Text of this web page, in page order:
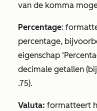
van de komma
Percentage:
percentage,
eigenschap
decimale getallen
.75).
Valuta: formatteert